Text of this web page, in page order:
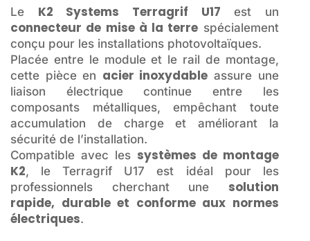
Le K2 Systems Terragrif U17 est un
connecteur de mise à la terre spécialement
conçu pour les installations photovoltaïques.
Placée entre le module et le rail de montage,
cette pièce en acier inoxydable assure une
liaison électrique continue entre les
composants métalliques, empêchant toute
accumulation de charge et améliorant la
sécurité de l’installation.
Compatible avec les systèmes de montage
K2, le Terragrif U17 est idéal pour les
professionnels cherchant une solution
rapide, durable et conforme aux normes
électriques.